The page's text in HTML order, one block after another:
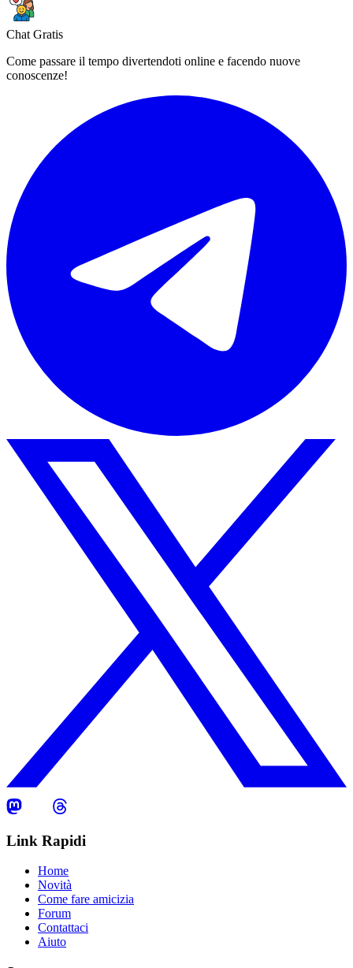
Chat Gratis
Come passare il tempo divertendoti online e facendo nuove
conoscenze!
Link Rapidi
Home
Novità
Come fare amicizia
Forum
Contattaci
Aiuto